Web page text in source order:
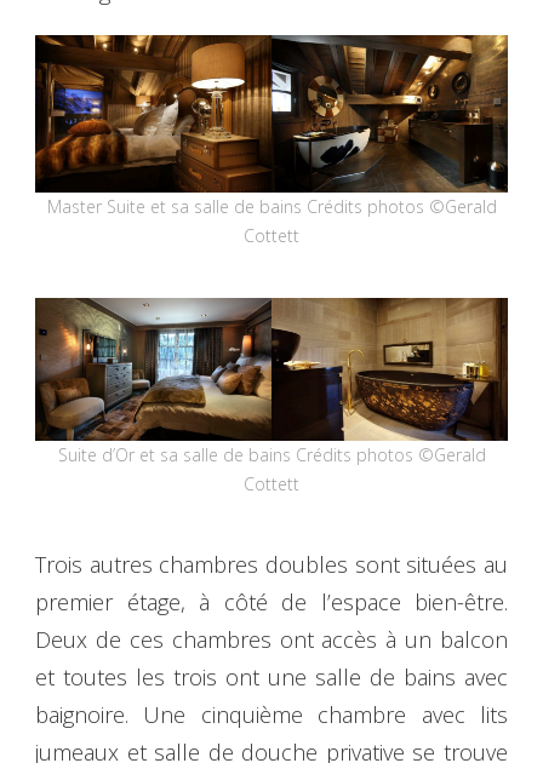
Master Suite et sa salle de bains Crédits photos ©Gerald
Cottett
Suite d’Or et sa salle de bains Crédits photos ©Gerald
Cottett
Trois autres chambres doubles sont situées au
premier étage, à côté de l’espace bien-être.
Deux de ces chambres ont accès à un balcon
et toutes les trois ont une salle de bains avec
baignoire. Une cinquième chambre avec lits
jumeaux et salle de douche privative se trouve